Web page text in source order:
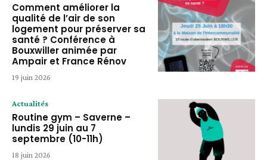
Comment améliorer la
qualité de l’air de son
logement pour préserver sa
santé ? Conférence à
Bouxwiller animée par
Ampair et France Rénov
19 juin 2026
Actualités
Routine gym – Saverne –
lundis 29 juin au 7
septembre (10-11h)
18 juin 2026